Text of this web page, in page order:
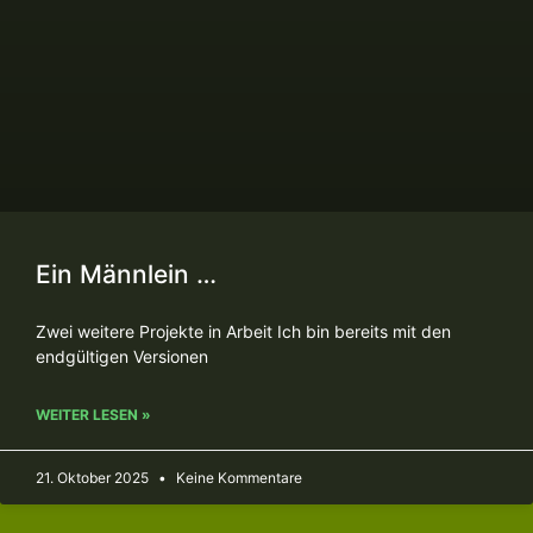
Ein Männlein …
Zwei weitere Projekte in Arbeit Ich bin bereits mit den
endgültigen Versionen
WEITER LESEN »
21. Oktober 2025 Keine Kommentare